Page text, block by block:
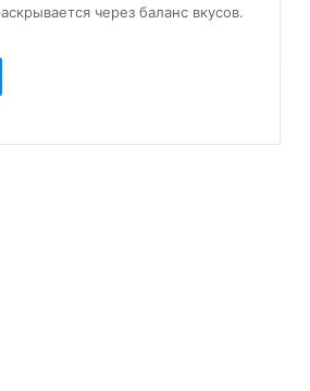
через баланс вкусов.